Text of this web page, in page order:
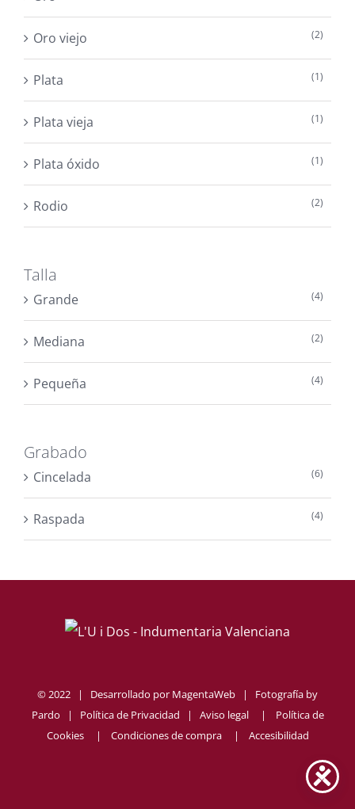
Oro viejo (2)
Plata (1)
Plata vieja (1)
Plata óxido (1)
Rodio (2)
Talla
Grande (4)
Mediana (2)
Pequeña (4)
Grabado
Cincelada (6)
Raspada (4)
© 2022 | Desarrollado por MagentaWeb | Fotografía by
Pardo | Política de Privacidad | Aviso legal| Política de
Cookies| Condiciones de compra| Accesibilidad